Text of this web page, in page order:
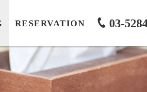
RESERVATION 03-